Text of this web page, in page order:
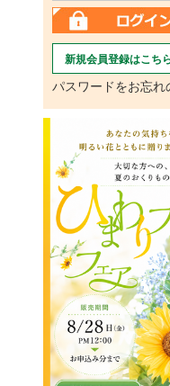
新規会員登録はこち
パスワードをお忘れ